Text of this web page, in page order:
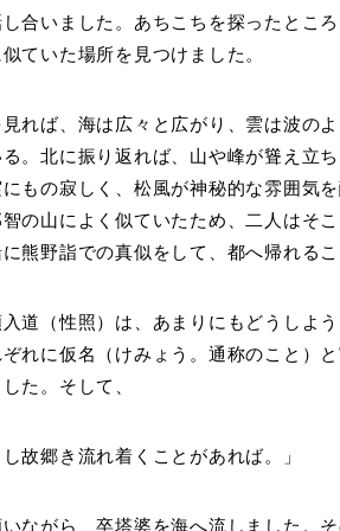
し合いました。あちこちを探ったとこ
ていた場所を見つけました。
れば、海は広々と広がり、雲は波の
。北に振り返れば、山や峰が聳え立
にもの寂しく、松風が神秘的な雰囲気
智の山によく似ていたため、二人はそ
熊野詣での真似をして、都へ帰れる
入道（性照）は、あまりにもどうしよ
ぞれに仮名（けみょう。通称のこと）
た。そして、
し故郷き流れ着くことがあれば。」
いながら、卒塔婆を海へ流しました。